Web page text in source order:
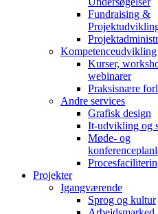
Fundraising &
Kompetenceudvikling
Kurser,
webinarer
Praksisnære
Andre services
Grafisk design
It-udvikling og
Møde- og
Projekter
Igangværende
Sprog og kultur